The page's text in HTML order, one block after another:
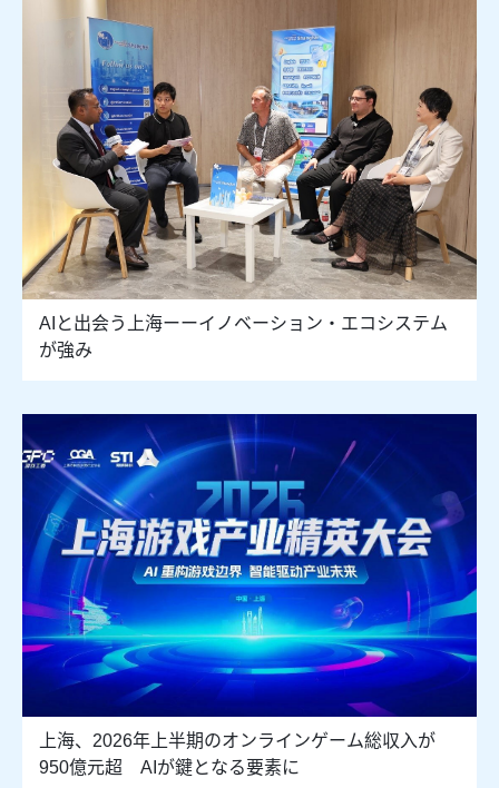
AIと出会う上海ーーイノベーション・エコシステム
が強み
上海、2026年上半期のオンラインゲーム総収入が
950億元超 AIが鍵となる要素に